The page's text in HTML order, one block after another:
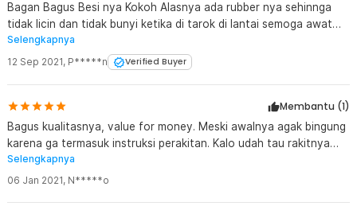
Bagan Bagus Besi nya Kokoh Alasnya ada rubber nya sehinnga
tidak licin dan tidak bunyi ketika di tarok di lantai semoga awat
terima kasih jaknote
Selengkapnya
12 Sep 2021, P*****n Verified Buyer
Membantu (1)
Bagus kualitasnya, value for money. Meski awalnya agak bingung
karena ga termasuk instruksi perakitan. Kalo udah tau rakitnya
cukup cepet.
Selengkapnya
06 Jan 2021, N*****o